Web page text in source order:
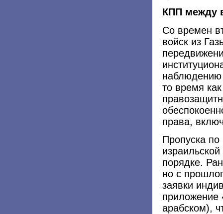
КПП между
Со времен
войск из
наблюдению
то время
права,
Пропуска
порядке.
но с
заявки
приложение
арабском),